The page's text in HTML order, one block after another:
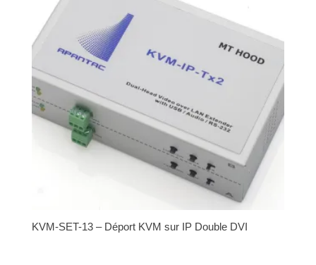
KVM-SET-13 – Déport KVM sur IP Double DVI